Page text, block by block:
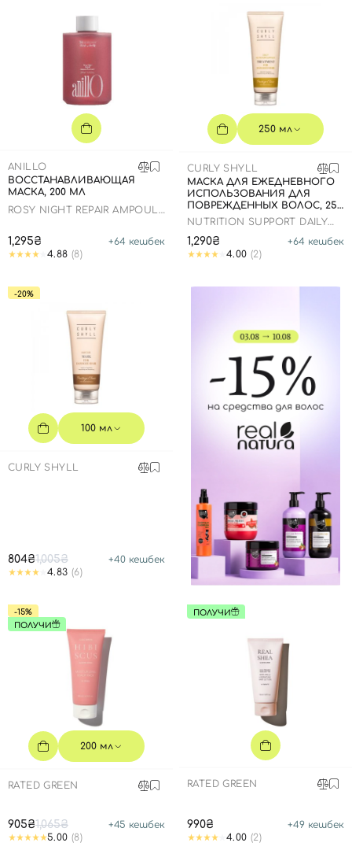
ANILLO
ВОССТАНАВЛИВАЮЩАЯ
МАСКА, 200 МЛ
ROSY NIGHT REPAIR AMPOULE
1,295₴ +64 кешбек
4.88 (8)
250 мл
CURLY SHYLL
МАСКА ДЛЯ ЕЖЕДНЕВНОГО
ИСПОЛЬЗОВАНИЯ ДЛЯ
ПОВРЕЖДЕННЫХ ВОЛОС, 250
МЛ
NUTRITION SUPPORT DAILY
1,290₴ +64 кешбек
4.00 (2)
-20%
100 мл
CURLY SHYLL
804₴1,005₴ +40 кешбек
4.83 (6)
-15%
ПОЛУЧИ
200 мл
RATED GREEN
905₴1,065₴ +45 кешбек
5.00 (8)
ПОЛУЧИ
RATED GREEN
990₴ +49 кешбек
4.00 (2)
Вход Регистрация
Номер телефона
Отправляя форму для авторизации/регистрации, вы
принимаете условия
Пользовательские соглашения
Войти с помощью e-mail